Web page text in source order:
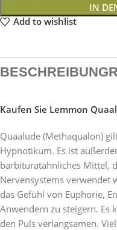
IN
Add to wishlist
BESCHREIBUNG
Kaufen Sie Lemmon
Quaalude (Methaqualon)
Hypnotikum. Es ist
barbituratähnliches Mittel,
Nervensystems verwendet
das Gefühl von Euphorie,
Anwendern zu steigern. Es
den Puls verlangsamen.